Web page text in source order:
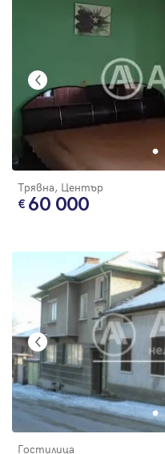
Трявна, Център
60 000
Гостилица